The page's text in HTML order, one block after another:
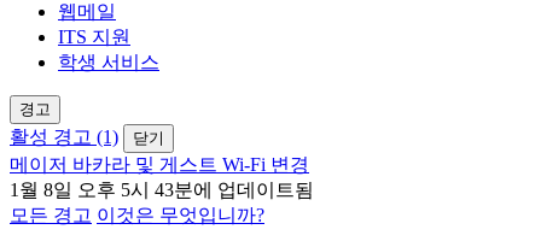
웹메일
ITS 지원
학생 서비스
경고
활성 경고 (1) 닫기
메이저 바카라 및 게스트 Wi-Fi 변경
1월 8일 오후 5시 43분에 업데이트됨
모든 경고 이것은 무엇입니까?